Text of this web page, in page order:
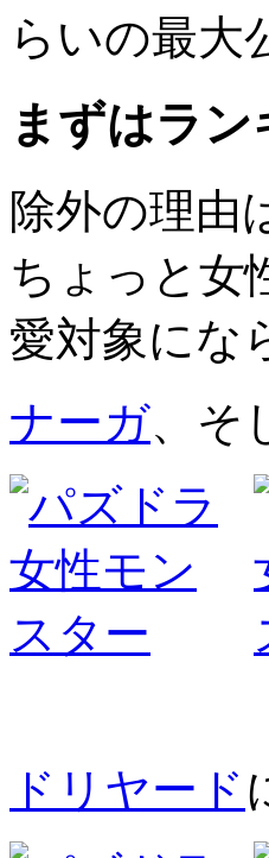
らいの最大
まずはラ
除外の理由
ちょっと女
愛対象にな
ナーガ、そ
ドリヤード